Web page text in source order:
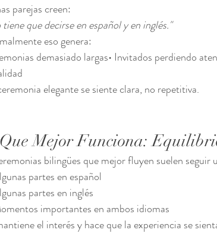
parejas creen:
tiene que decirse en español y en inglés."
eso genera:
demasiado largas• Invitados perdiendo
elegante se siente clara, no repetitiva.
Mejor Funciona:
bilingües que mejor fluyen suelen seguir
partes en español
partes en inglés
importantes en ambos idiomas
el interés y hace que la experiencia se